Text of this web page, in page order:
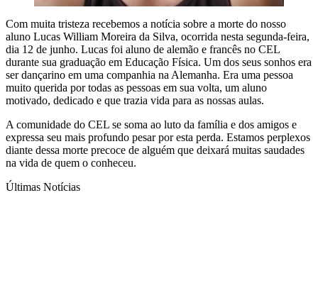
Com muita tristeza recebemos a notícia sobre a morte do nosso
aluno Lucas William Moreira da Silva, ocorrida nesta segunda-feira,
dia 12 de junho. Lucas foi aluno de alemão e francês no CEL
durante sua graduação em Educação Física. Um dos seus sonhos era
ser dançarino em uma companhia na Alemanha. Era uma pessoa
muito querida por todas as pessoas em sua volta, um aluno
motivado, dedicado e que trazia vida para as nossas aulas.
A comunidade do CEL se soma ao luto da família e dos amigos e
expressa seu mais profundo pesar por esta perda. Estamos perplexos
diante dessa morte precoce de alguém que deixará muitas saudades
na vida de quem o conheceu.
Últimas Notícias